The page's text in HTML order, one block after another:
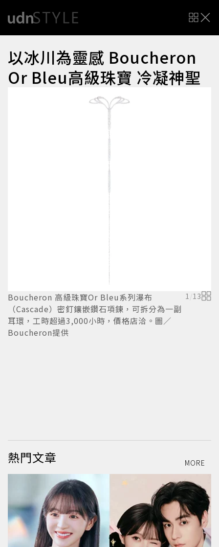
以冰川為靈感 Boucheron
Or Bleu高級珠寶 冷凝神聖
Boucheron 高級珠寶Or Bleu系列瀑布
（Cascade）密釘鑲嵌鑽石項鍊，可拆分為一副
耳環，工時超過3,000小時，價格店洽。圖／
Boucheron提供
1/13
熱門文章 MORE